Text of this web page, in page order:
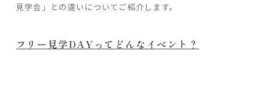
- 空間デザイン
- 生活デザイン
見学会」との違いについてご紹介します。
フリー見学DAYってどんなイベント？